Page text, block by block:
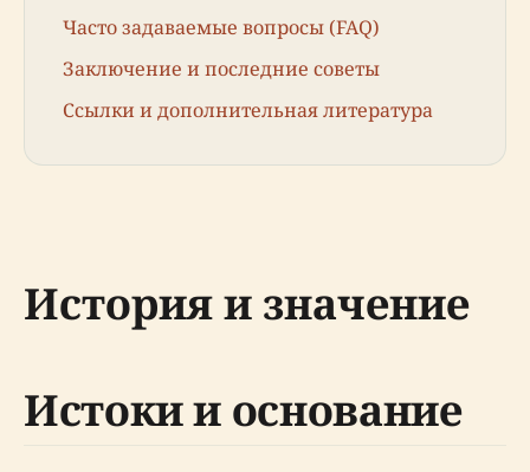
Часто задаваемые вопросы (FAQ)
Заключение и последние советы
Ссылки и дополнительная литература
История и значение
Истоки и основание